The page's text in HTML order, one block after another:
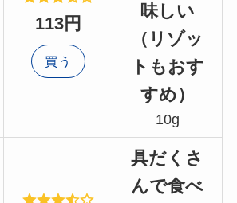
113円
買う
味しい
（リゾッ
トもおす
すめ）
10g
具だくさ
んで食べ